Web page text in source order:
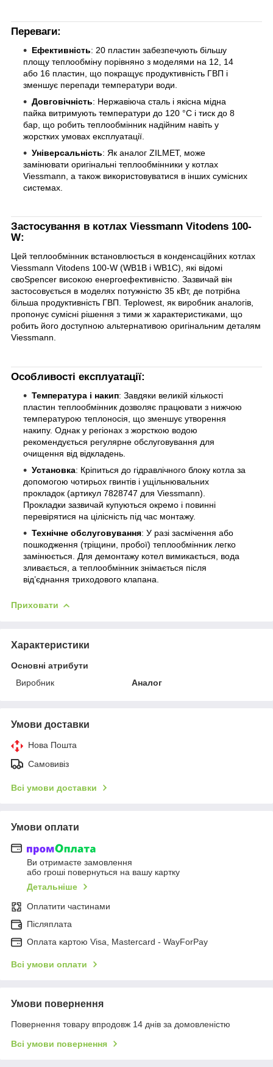
Переваги:
Ефективність: 20 пластин забезпечують більшу
площу теплообміну порівняно з моделями на 12, 14
або 16 пластин, що покращує продуктивність ГВП і
зменшує перепади температури води.
Довговічність: Нержавіюча сталь і якісна мідна
пайка витримують температури до 120 °C і тиск до 8
бар, що робить теплообмінник надійним навіть у
жорстких умовах експлуатації.
Універсальність: Як аналог ZILMET, може
замінювати оригінальні теплообмінники у котлах
Viessmann, а також використовуватися в інших сумісних
системах.
Застосування в котлах Viessmann Vitodens 100-
W:
Цей теплообмінник встановлюється в конденсаційних котлах
Viessmann Vitodens 100-W (WB1B і WB1C), які відомі
своSpencer високою енергоефективністю. Зазвичай він
застосовується в моделях потужністю 35 кВт, де потрібна
більша продуктивність ГВП. Teplowest, як виробник аналогів,
пропонує сумісні рішення з тими ж характеристиками, що
робить його доступною альтернативою оригінальним деталям
Viessmann.
Особливості експлуатації:
Температура і накип: Завдяки великій кількості
пластин теплообмінник дозволяє працювати з нижчою
температурою теплоносія, що зменшує утворення
накипу. Однак у регіонах з жорсткою водою
рекомендується регулярне обслуговування для
очищення від відкладень.
Установка: Кріпиться до гідравлічного блоку котла за
допомогою чотирьох гвинтів і ущільнювальних
прокладок (артикул 7828747 для Viessmann).
Прокладки зазвичай купуються окремо і повинні
перевірятися на цілісність під час монтажу.
Технічне обслуговування: У разі засмічення або
пошкодження (тріщини, пробої) теплообмінник легко
замінюється. Для демонтажу котел вимикається, вода
зливається, а теплообмінник знімається після
від’єднання триходового клапана.
Приховати
Характеристики
Основні атрибути
Виробник
Аналог
Умови доставки
Нова Пошта
Самовивіз
Всі умови доставки
Умови оплати
Ви отримаєте замовлення
або гроші повернуться на вашу картку
Детальніше
Оплатити частинами
Післяплата
Оплата картою Visa, Mastercard - WayForPay
Всі умови оплати
Умови повернення
Повернення товару впродовж 14 днів за домовленістю
Всі умови повернення